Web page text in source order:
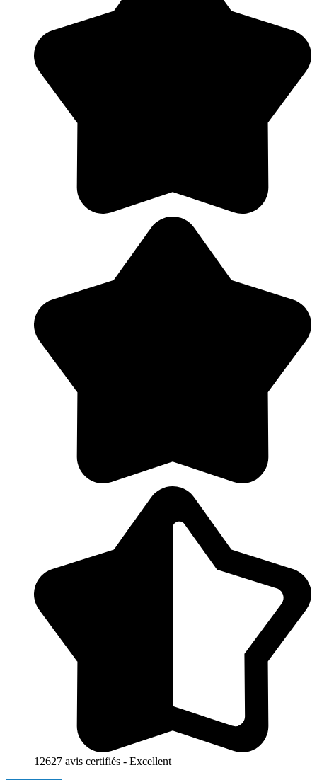
12627 avis certifiés - Excellent